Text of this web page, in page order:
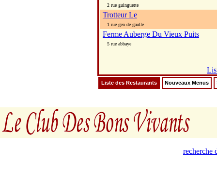
2 rue guinguette
Trotteur Le
1 rue gen de gaulle
Ferme Auberge Du Vieux Puits
5 rue abbaye
Liste des Restaurants Nouveaux Menus
recherche